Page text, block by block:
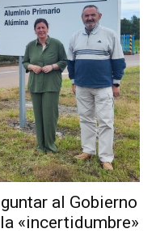
al Gobierno
«incertidumbre»